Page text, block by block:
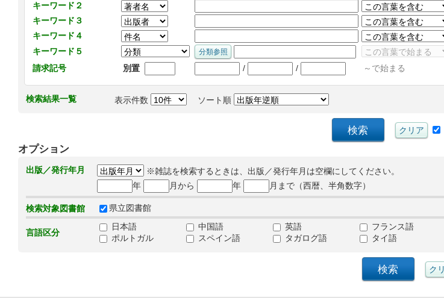
キーワード２
キーワード３
キーワード４
キーワード５
請求記号
別置 / / ～で始まる
検索結果一覧 表示件数 ソート順
オプション
出版／発行年月
※雑誌を検索するときは、出版／発行年月は空欄にしてください。
年
月から 年 月まで（西暦、半角数字）
検索対象図書館 県立図書館
言語区分
日本語 中国語 英語 フランス語
ポルトガル
スペイン語 タガログ語 タイ語